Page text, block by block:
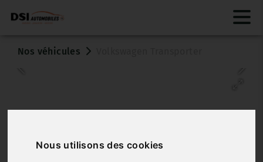
Nous utilisons des cookies
Nos véhicules